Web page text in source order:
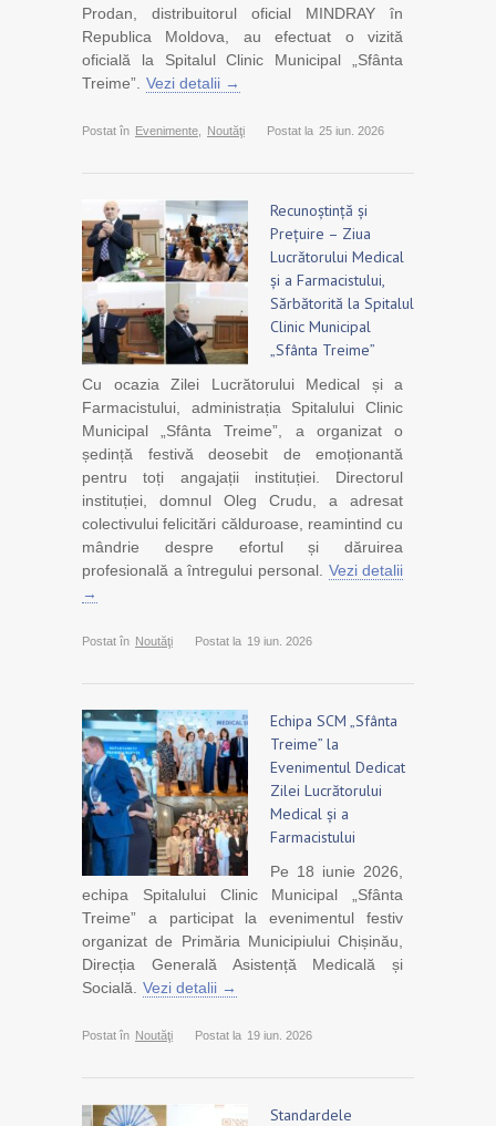
Prodan, distribuitorul oficial MINDRAY în
Republica Moldova, au efectuat o vizită
oficială la Spitalul Clinic Municipal „Sfânta
Treime”.
Vezi detalii →
Postat în Evenimente Noutăţi Postat la 25 iun. 2026
Recunoștință și
Prețuire – Ziua
Lucrătorului Medical
și a Farmacistului,
Sărbătorită la Spitalul
Clinic Municipal
„Sfânta Treime”
Cu ocazia Zilei Lucrătorului Medical și a
Farmacistului, administrația Spitalului Clinic
Municipal „Sfânta Treime”, a organizat o
ședință festivă deosebit de emoționantă
pentru toți angajații instituției. Directorul
instituției, domnul Oleg Crudu, a adresat
colectivului felicitări călduroase, reamintind cu
mândrie despre efortul și dăruirea
profesională a întregului personal. Vezi detalii
→
Postat în Noutăţi Postat la 19 iun. 2026
Echipa SCM „Sfânta
Treime” la
Evenimentul Dedicat
Zilei Lucrătorului
Medical și a
Farmacistului
Pe 18 iunie 2026,
echipa Spitalului Clinic Municipal „Sfânta
Treime” a participat la evenimentul festiv
organizat de Primăria Municipiului Chișinău,
Direcția Generală Asistență Medicală și
Socială.
Vezi detalii →
Postat în Noutăţi Postat la 19 iun. 2026
Standardele